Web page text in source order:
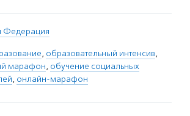
Федерация
, образовательный интенсив,
марафон, обучение социальных
, онлайн-марафон